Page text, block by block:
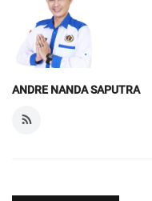
ANDRE NANDA SAPUTRA